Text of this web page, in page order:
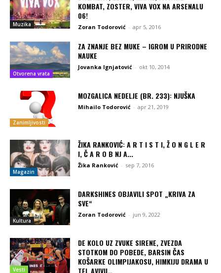
Muzika
KOMBAT, ZOSTER, VIVA VOX NA ARSENALU
06!
Zoran Todorović - apr 5, 2016
Otvorena vrata
ZA ZNANJE BEZ MUKE – IGROM U PRIRODNE
NAUKE
Jovanka Ignjatović - okt 10, 2014
Zanimljivosti
MOZGALICA NEDELJE (BR. 233): NJUŠKA
Mihailo Todorović - apr 21, 2019
Magazin
ŽIKA RANKOVIĆ: A R T I S T I, Ž O N G L E R
I, Č A R O B NJ A...
Žika Ranković - sep 7, 2016
Kultura
DARKSHINES OBJAVILI SPOT „KRIVA ZA
SVE“
Zoran Todorović - jun 9, 2022
Vesti
DE KOLO UZ ZVUKE SIRENE, ZVEZDA
STOTKOM DO POBEDE, BARSIN ČAS
KOŠARKE OLIMPIJAKOSU, HIMKIJU DRAMA U
TEL AVIVU…